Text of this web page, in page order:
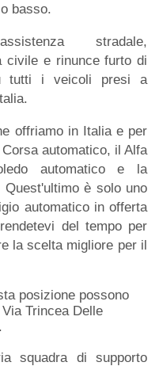
basso.
stradale,
civile e rinunce furto di
tutti i veicoli presi a
offriamo in Italia e per
automatico, il Alfa
automatico e la
è solo uno
automatico in offerta
del tempo per
la scelta migliore per il
posizione possono
Trincea Delle
squadra di supporto